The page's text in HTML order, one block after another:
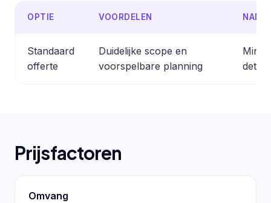
OPTIE VOORDELEN
Standaard
offerte
Duidelijke scope en
voorspelbare planning
Prijsfactoren
Omvang